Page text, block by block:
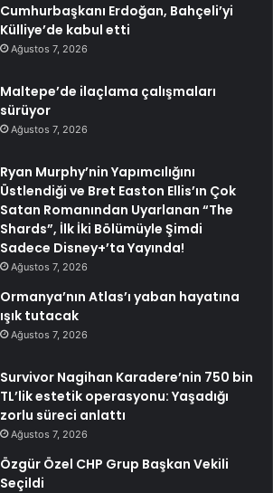
Cumhurbaşkanı Erdoğan, Bahçeli’yi
Külliye’de kabul etti
Ağustos 7, 2026
Maltepe’de ilaçlama çalışmaları
sürüyor
Ağustos 7, 2026
Ryan Murphy’nin Yapımcılığını
Üstlendiği ve Bret Easton Ellis’ın Çok
Satan Romanından Uyarlanan “The
Shards”, İlk İki Bölümüyle Şimdi
Sadece Disney+’ta Yayında!
Ağustos 7, 2026
Ormanya’nın Atlas’ı yaban hayatına
ışık tutacak
Ağustos 7, 2026
Survivor Nagihan Karadere’nin 750 bin
TL’lik estetik operasyonu: Yaşadığı
zorlu süreci anlattı
Ağustos 7, 2026
Özgür Özel CHP Grup Başkan Vekili
Seçildi